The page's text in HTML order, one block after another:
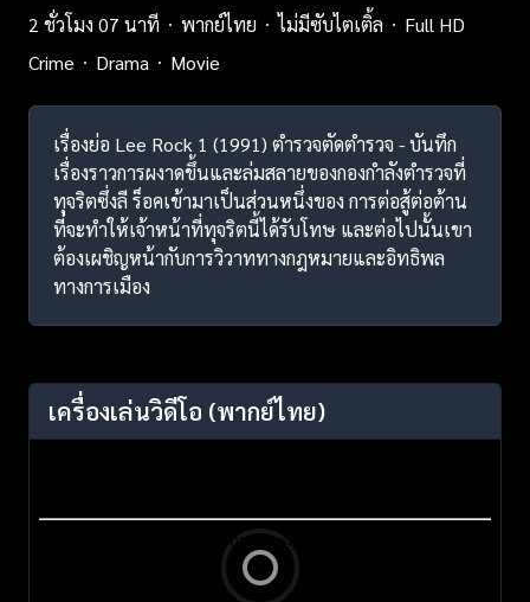
2 ชั่วโมง 07 นาที
พากย์ไทย ไม่มีซับไตเติ้ล
Full HD
Crime
Drama Movie
เรื่องย่อ Lee Rock 1 (1991) ตำรวจตัดตำรวจ - บันทึก
เรื่องราวการผงาดขึ้นและล่มสลายของกองกำลังตำรวจที่
ทุจริตซึ่งลี ร็อคเข้ามาเป็นส่วนหนึ่งของ การต่อสู้ต่อต้าน
ที่จะทำให้เจ้าหน้าที่ทุจริตนี้ได้รับโทษ และต่อไปนั้นเขา
ต้องเผชิญหน้ากับการวิวาททางกฎหมายและอิทธิพล
ทางการเมือง
เครื่องเล่นวิดีโอ (พากย์ไทย)